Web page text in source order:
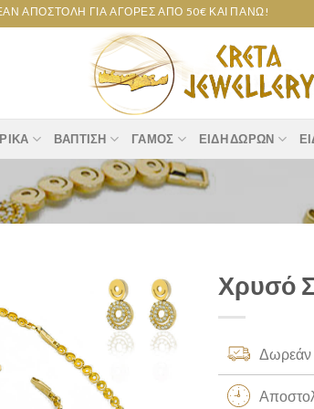
ΓΙΑ ΑΓΟΡΈΣ ΑΠΌ 50€ ΚΑΙ ΠΆΝΩ!
ΒΆΠΤΙΣΗ ΓΆΜΟΣ ΕΊΔΗ ΔΏΡΩΝ
Add to
wishlist
Χρυσό
Δωρεάν